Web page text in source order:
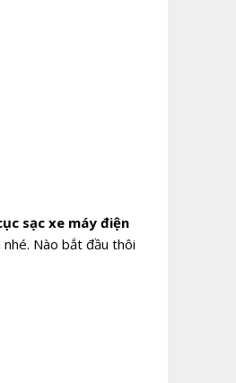
sạc xe máy điện
nhé. Nào bắt đầu thôi